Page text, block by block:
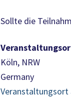
Sollte die
Köln, NRW
Germany
Veranstaltungsort